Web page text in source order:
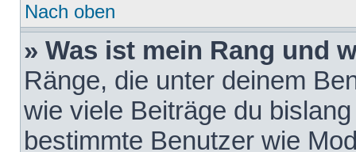
Nach oben
» Was ist mein Rang und
Ränge, die unter deinem
wie viele Beiträge du
bestimmte Benutzer wie